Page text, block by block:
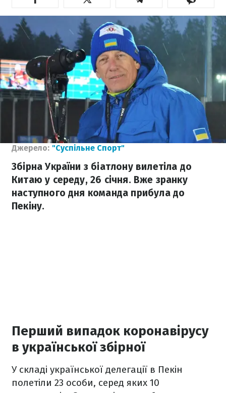
Джерело: "Суспільне Спорт"
Збірна України з біатлону вилетіла до
Китаю у середу, 26 січня. Вже зранку
наступного дня команда прибула до
Пекіну.
Перший випадок коронавірусу
в української збірної
У складі української делегації в Пекін
полетіли 23 особи, серед яких 10